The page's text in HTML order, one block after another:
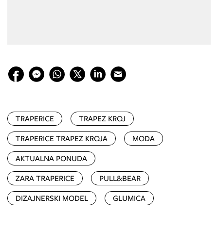
TRAPERICE
TRAPEZ KROJ
TRAPERICE TRAPEZ KROJA
MODA
AKTUALNA PONUDA
ZARA TRAPERICE
PULL&BEAR
DIZAJNERSKI MODEL
GLUMICA